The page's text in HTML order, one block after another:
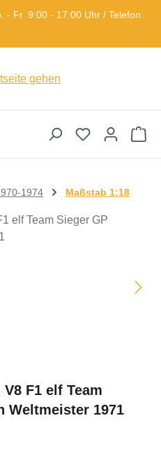
- Fr. 9:00 - 17:00 Uhr / Telefon:
1974 Maßstab 1:18
F1 elf Team
Weltmeister 1971